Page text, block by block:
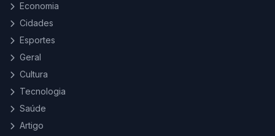
Economia
Cidades
Esportes
Geral
Cultura
Tecnologia
Saúde
Artigo